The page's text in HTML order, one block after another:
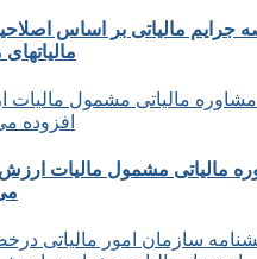
جرایم مالیاتی بر اساس
مالیاتی مشمول مالیات ارزش